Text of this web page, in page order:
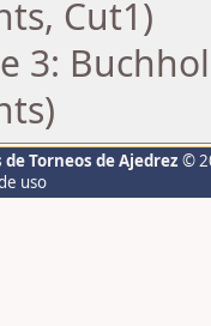
Cut1)
3:
Torneos de Ajedrez ©
uso